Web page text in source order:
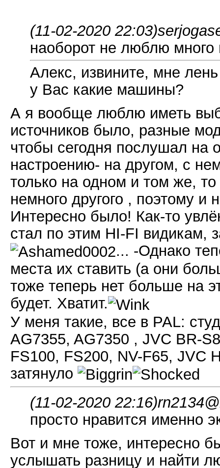
(11-02-2020 22:03)
наоборот не люблю
Алекс, извините, мне
у Вас какие машины?
А я вообще люблю иметь
источников было, разные
чтобы сегодня послушал на
настроению- на другом, с
только на одном и том же, то
немного другого , поэтому и
Интересно было! Как-то
стал по этим HI-FI видикам,
... -Однако
места их ставить (а они
тоже теперь нет больше на
будет. Хватит.
У меня такие, все в PAL:
AG7355, AG7350 , JVC BR-
FS100, FS200, NV-F65, JVC
затянуло
(11-02-2020 22:16)
просто нравится именно
Вот и мне тоже, интересно
услышать разницу и найти